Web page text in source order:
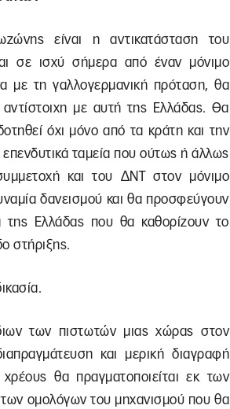
είναι η αντικατάσταση του
σε ισχύ σήμερα από έναν μόνιμο
με τη γαλλογερμανική πρόταση, θα
με αυτή της Ελλάδας. Θα
όχι μόνο από τα κράτη και την
επενδυτικά ταμεία που ούτως ή άλλως
και του ΔΝΤ στον μόνιμο
δανεισμού και θα προσφεύγουν
της Ελλάδας που θα καθορίζουν το
στήριξης.
των πιστωτών μιας χώρας στον
και μερική διαγραφή
θα πραγματοποιείται εκ των
ομολόγων του μηχανισμού που θα